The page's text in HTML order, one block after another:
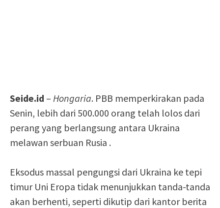
Seide.id – Hongaria. PBB memperkirakan pada
Senin, lebih dari 500.000 orang telah lolos dari
perang yang berlangsung antara Ukraina
melawan serbuan Rusia .
Eksodus massal pengungsi dari Ukraina ke tepi
timur Uni Eropa tidak menunjukkan tanda-tanda
akan berhenti, seperti dikutip dari kantor berita